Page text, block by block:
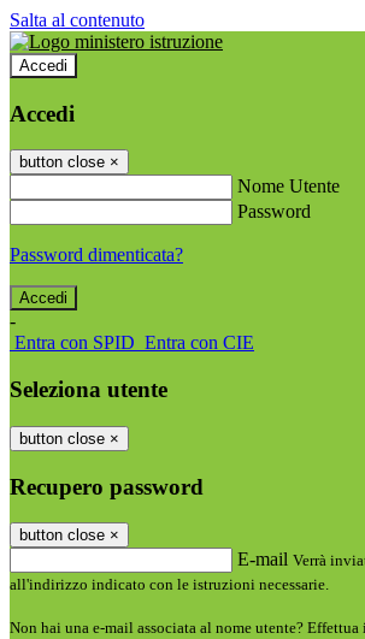
Salta al contenuto
Accedi
Accedi
button close ×
Nome Utente
Password
Password dimenticata?
-
Entra con SPID Entra con CIE
Seleziona utente
button close ×
Recupero password
button close ×
E-mail Verrà
all'indirizzo indicato con le istruzioni necessarie.
Non hai una e-mail associata al nome utente? Effettua